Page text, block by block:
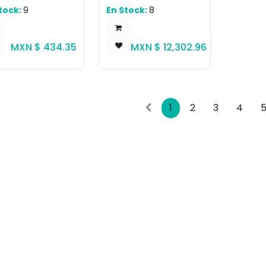
or
battery.
9
MXN $ 434.35
En Stock:8
MXN $12,302.96
1 2 3 4 5